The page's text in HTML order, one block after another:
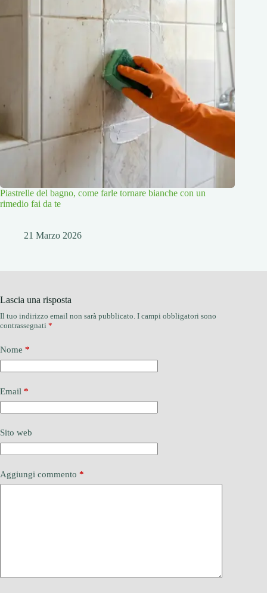
Piastrelle del bagno, come farle tornare bianche con un
rimedio fai da te
21 Marzo 2026
Lascia una risposta
Il tuo indirizzo email non sarà pubblicato. I campi obbligatori sono
contrassegnati *
Nome *
Email *
Sito web
Aggiungi commento *